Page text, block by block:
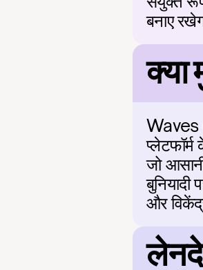
बनाए
क्या
Waves
जो
और